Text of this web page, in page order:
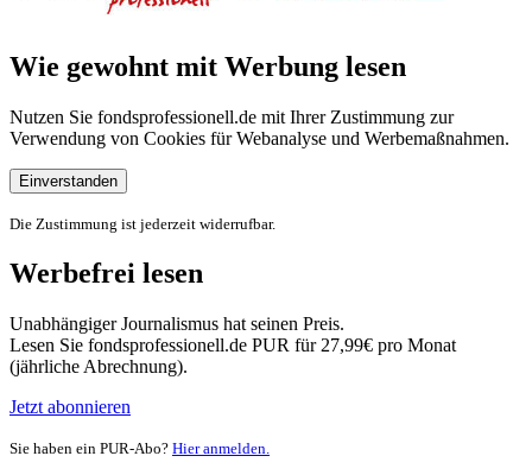
Wie gewohnt mit Werbung lesen
Nutzen Sie fondsprofessionell.de mit Ihrer Zustimmung zur
Verwendung von Cookies für Webanalyse und Werbemaßnahmen.
Einverstanden
Die Zustimmung ist jederzeit widerrufbar.
Werbefrei lesen
Unabhängiger Journalismus hat seinen Preis.
Lesen Sie fondsprofessionell.de PUR für 27,99€ pro Monat
(jährliche Abrechnung).
Jetzt abonnieren
Sie haben ein PUR-Abo? Hier anmelden.